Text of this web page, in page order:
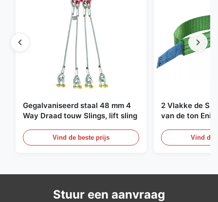
Gegalvaniseerd staal 48 mm 4
Way Draad touw Slings, lift sling
Vind de beste prijs
2 Vlakke de
van de ton
Vind de
Stuur een aanvraag